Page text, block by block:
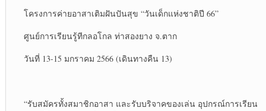
โครงการ​ค่ายอาสาเติมฝันปันสุข “วันเด็ก​แห่งชาติ​ปี 66”
ศูนย์​การเรียนรู้​ทีกลอโกล ท่าสองยาง จ.ตาก
วันที่ 13-15 มกราคม​ 2566 (เดินทางคืน 13)
“รับสมัคร​ทั้งสมาชิกอาสา และรับบริจาค​ของเล่น อุปกรณ์​การ​เรียน